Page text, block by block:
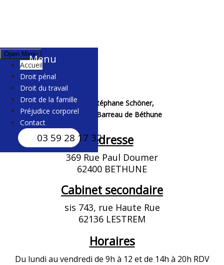
Open MenuMenu
Accueil
Droit pénal
Droit du travail
Droit de la famille
Préjudice corporel
Contact
03 59 28 17 32
Maître Stéphane Schöner,
Avocat au Barreau de Béthune
Adresse
369 Rue Paul Doumer
62400 BETHUNE
Cabinet secondaire
sis 743, rue Haute Rue
62136 LESTREM
Horaires
Du lundi au vendredi de 9h à 12 et de 14h à 20h RDV